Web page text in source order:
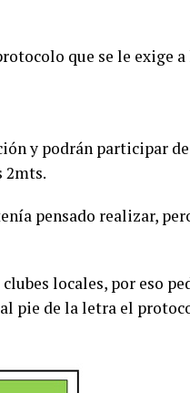
que se le exige a
y podrán participar
2mts.
pensado realizar,
locales, por eso
pie de la letra el